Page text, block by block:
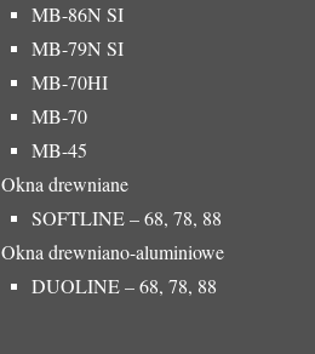
MB-86N SI
MB-79N SI
MB-70HI
MB-70
MB-45
Okna drewniane
SOFTLINE – 68, 78, 88
Okna drewniano-aluminiowe
DUOLINE – 68, 78, 88